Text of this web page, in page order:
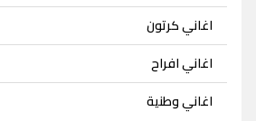
اغاني كرتون
اغاني افراح
اغاني وطنية